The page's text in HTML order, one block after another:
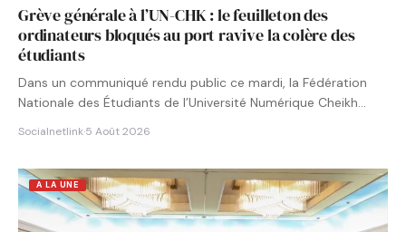
Grève générale à l’UN-CHK : le feuilleton des
ordinateurs bloqués au port ravive la colère des
étudiants
Dans un communiqué rendu public ce mardi, la Fédération
Nationale des Étudiants de l’Université Numérique Cheikh
Socialnetlink·5 Août 2026
A LA UNE